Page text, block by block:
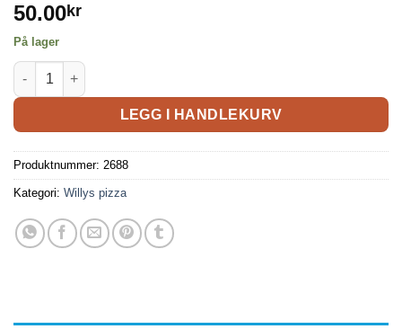
50.00kr
På lager
LEGG I HANDLEKURV
Produktnummer: 2688
Kategori: Willys pizza